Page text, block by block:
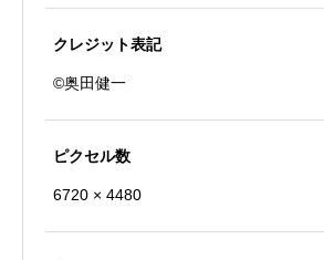
クレジット表記
©奥田健一
ピクセル数
6720 × 4480